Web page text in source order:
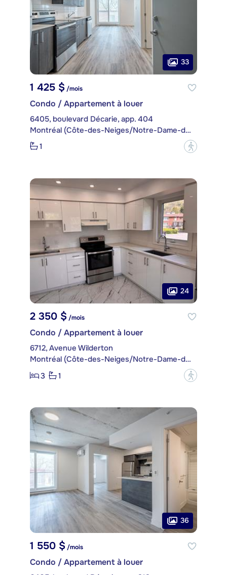
33
1 425 $ /mois
Condo / Appartement à louer
6405, boulevard Décarie, app. 404
Montréal (Côte-des-Neiges/Notre-Dame-de-Grâce)
1
?
24
2 350 $/mois
Condo / Appartement à louer
6712, Avenue Wilderton
Montréal (Côte-des-Neiges/Notre-Dame-de-Grâce)
3
1 ?
36
1 550 $ /mois
Condo / Appartement à louer